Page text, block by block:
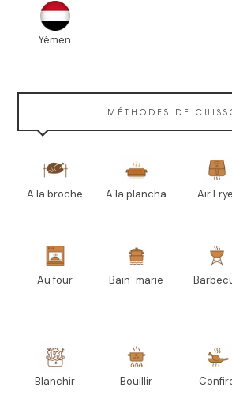
Yémen
MÉTHODES DE
A la broche A la plancha Air
Au four Bain-marie
Blanchir Bouillir